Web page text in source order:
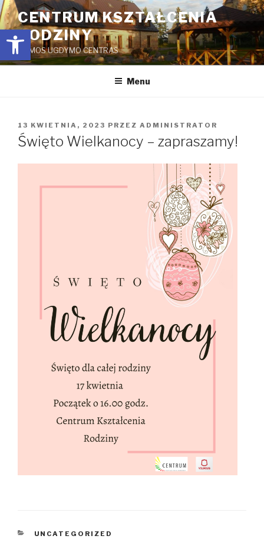
Open toolbar
Przejdź
do
treści
CENTRUM KSZTAŁCENIA
RODZINY
ŠEIMOS UGDYMO CENTRAS
Menu
OPUBLIKOWANE
W
13 KWIETNIA, 2023 PRZEZ ADMINISTRATOR
Święto Wielkanocy – zapraszamy!
KATEGORIE
UNCATEGORIZED